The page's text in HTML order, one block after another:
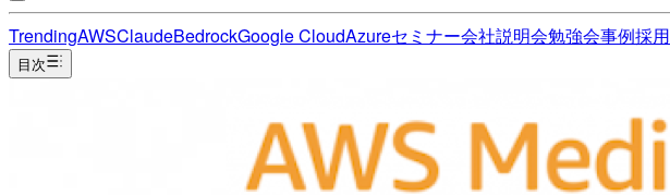
TrendingAWSClaudeBedrockGoogle CloudAzureセミナー会社説明会勉強会事例採用
目次